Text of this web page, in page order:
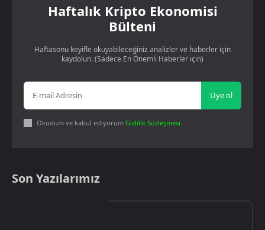
Haftalık Kripto Ekonomisi
Bülteni
Haftasonu keyifle okuyabileceğiniz analizler ve haberler için
kaydolun. (Sadece En Önemli Haberler için)
Üye ol
Okudum ve kabul ediyorum Gizlilik Sözleşmesi.
Son Yazılarımız